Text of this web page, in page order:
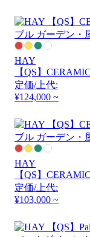
HAY
【QS】
定価/上代:
¥124,000 ~
HAY
【QS】
定価/上代:
¥103,000 ~